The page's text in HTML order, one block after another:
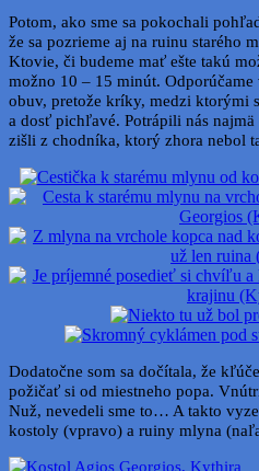
Potom, ako sme sa pokochali
že sa pozrieme aj na ruinu starého
Ktovie, či budeme mať ešte takú
možno 10 – 15 minút.
obuv, pretože kríky, medzi ktorými
a dosť pichľavé. Potrápili nás
zišli z chodníka, ktorý zhora nebol
Dodatočne som sa dočítala, že
požičať si od miestneho popa.
Nuž, nevedeli sme to… A takto
kostoly (vpravo) a ruiny mlyna